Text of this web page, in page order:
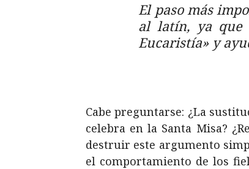
El paso más
al latín, ya que
Eucaristía» y
Cabe preguntarse: ¿La
celebra en la Santa Misa?
destruir este argumento
el comportamiento de los